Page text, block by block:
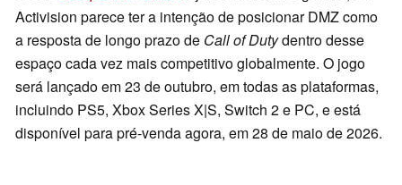
Activision parece ter a intenção de posicionar DMZ como
a resposta de longo prazo de Call of Dutydentro desse
espaço cada vez mais competitivo globalmente. O jogo
será lançado em 23 de outubro, em todas as plataformas,
incluindo PS5, Xbox Series X|S, Switch 2 e PC, e está
disponível para pré-venda agora, em 28 de maio de 2026.